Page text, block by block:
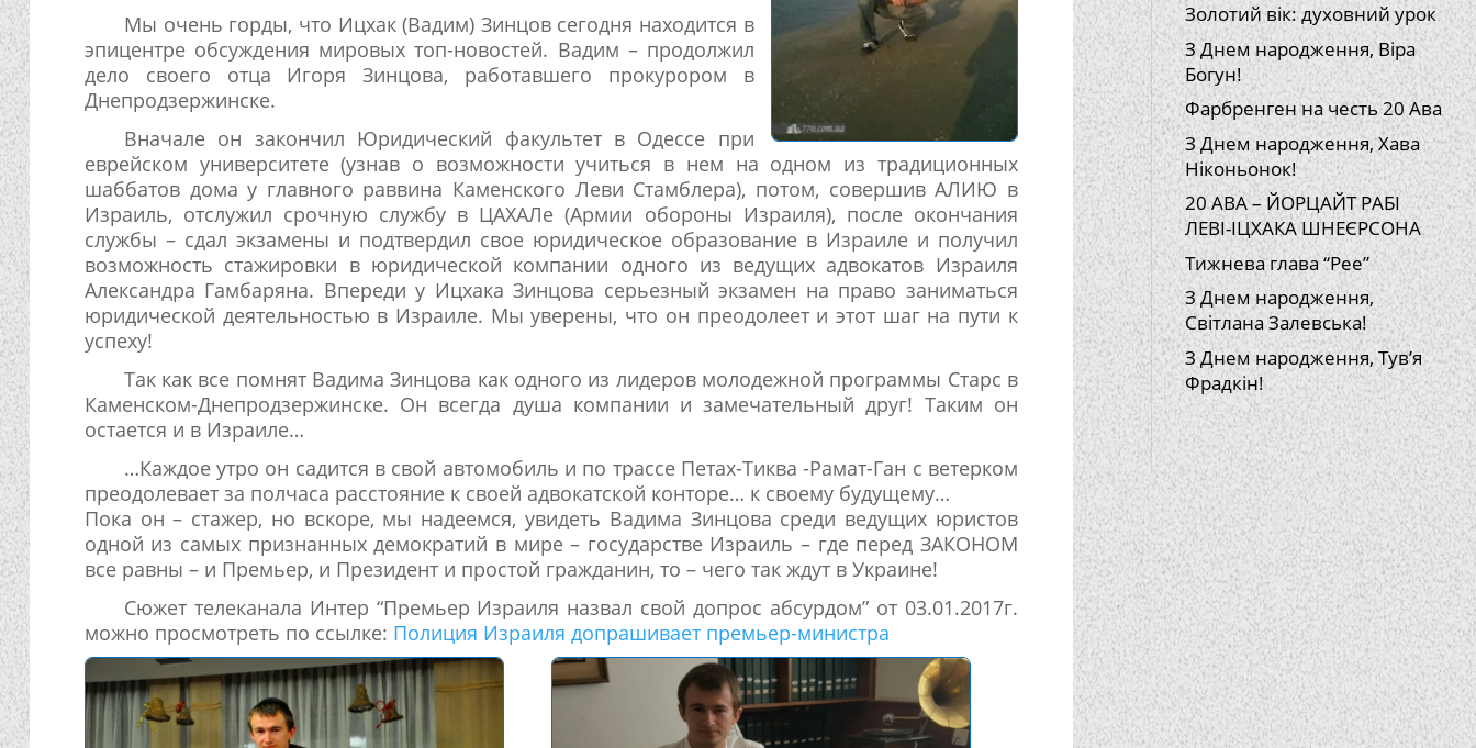
Мы очень горды, что Ицхак (Вадим) Зинцов сегодня находится в
эпицентре обсуждения мировых топ-новостей. Вадим – продолжил
дело своего отца Игоря Зинцова, работавшего прокурором в
Днепродзержинске.
Вначале он закончил Юридический факультет в Одессе при
еврейском университете (узнав о возможности учиться в нем на одном из традиционных
шаббатов дома у главного раввина Каменского Леви Стамблера), потом, совершив АЛИЮ в
Израиль, отслужил срочную службу в ЦАХАЛе (Армии обороны Израиля), после окончания
службы – сдал экзамены и подтвердил свое юридическое образование в Израиле и получил
возможность стажировки в юридической компании одного из ведущих адвокатов Израиля
Александра Гамбаряна. Впереди у Ицхака Зинцова серьезный экзамен на право заниматься
юридической деятельностью в Израиле. Мы уверены, что он преодолеет и этот шаг на пути к
успеху!
Так как все помнят Вадима Зинцова как одного из лидеров молодежной программы Старс в
Каменском-Днепродзержинске. Он всегда душа компании и замечательный друг! Таким он
остается и в Израиле…
…Каждое утро он садится в свой автомобиль и по трассе Петах-Тиква -Рамат-Ган с ветерком
преодолевает за полчаса расстояние к своей адвокатской конторе… к своему будущему…
Пока он – стажер, но вскоре, мы надеемся, увидеть Вадима Зинцова среди ведущих юристов
одной из самых признанных демократий в мире – государстве Израиль – где перед ЗАКОНОМ
все равны – и Премьер, и Президент и простой гражданин, то – чего так ждут в Украине!
Сюжет телеканала Интер “Премьер Израиля назвал свой допрос абсурдом” от 03.01.2017г.
можно просмотреть по ссылке: Полиция Израиля допрашивает премьер-министра
Золотий вік: духовний урок
З Днем народження, Віра
Богун!
Фарбренген на честь 20 Ава
З Днем народження, Хава
Ніконьонок!
20 АВА – ЙОРЦАЙТ РАБІ
ЛЕВІ-ІЦХАКА ШНЕЄРСОНА
Тижнева глава “Рее”
З Днем народження,
Світлана Залевська!
З Днем народження, Тув’я
Фрадкін!